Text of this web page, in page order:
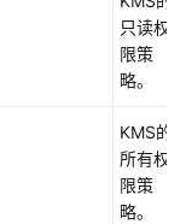
只读权
限策
略。
KMS的
所有权
限策
略。